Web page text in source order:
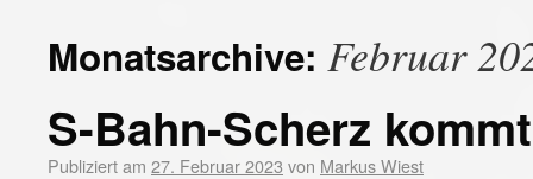
Monatsarchive: Februar
S-Bahn-Scherz
Publiziert am 27. Februar 2023 von Markus Wiest